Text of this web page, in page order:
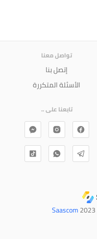
تواصل معنا
إتصل بنا
الأسئلة المتكررة
تابعنا على ..
Saascom